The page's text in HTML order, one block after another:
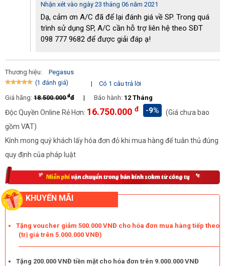
Động cơ 10HP mạnh mẽ
Đặc biệt, bình nén khí có dung tích lên đến 330 lít cho khả năng
chứa được nguồn khí nén lớn. Từ đó mà khí nén sử dụng được
khí.
Chất lượng máy bền bỉ
Những modelPegasus TM-W-0.9/8-330L
chất lượng cao" khi được sản xuất trong nước, trên dây chuyền
công nghệ quốc tế hiện đại.
Pegasus TM-W-0.9/8-330Lgồm có động cơ lõi quấn dây đồng
cảm ứng từ bền chắc cho khả năng vận hành liên tục ít gia nhiệt.
Đầu nén và bình nén khí được làm từ thép cao cấp để có thể chịu
được khí nén áp suất lớn. Bên ngoài lại được phủ lớp sơn tĩnh
điện chống han gỉ, chống ăn mòn vô cùng tốt,...
Nhận xét vào ngày 23 tháng 06 năm 2021
Dạ, cảm ơn A/C đã để lại đánh giá về SP. Trong quá
trình sử dụng SP, A/C cần hỗ trợ liên hệ theo SĐT
098 777 9682 để được giải đáp ạ!
Thương hiệu: Pegasus
(1 đánh giá) |
Có 1 câu trả lời
Giá hãng: 18.500.000đđ | Bảo hành: 12 Tháng
Độc Quyền Online Rẻ Hơn: 16.750.000 đ -9%
(Giá chưa bao
gồm VAT)
Kính mong quý khách lấy hóa đơn đỏ khi mua hàng để tuân thủ đúng
quy định của pháp luật
KHUYẾN MÃI
Tặng voucher giảm 500.000 VNĐ cho hóa đơn mua hàng tiếp theo
(trị giá trên 5.000.000 VNĐ)
Tặng 200.000 VNĐ tiền mặt cho hóa đơn trên 9.000.000 VNĐ